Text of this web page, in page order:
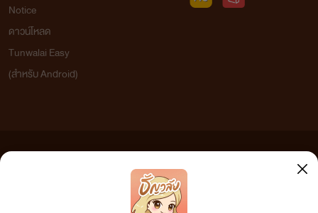
Notice
ดาวน์โหลด
Tunwalai Easy
(สำหรับ Android)
เว็บไซต์แห่งนี้ไม่ได้เห็นด้วยและไม่ขอรับผิดชอบต่อข้อความใดๆ ทั้งสิ้น ดังนั้นผู้อ่านทุกท่านโปรดใช้
วิจารณญาณในการกลั่นกรองด้วยตนเอง และหากท่านพบข้อความใดๆ ที่ขัดต่อกฎหมายและศีลธรรม
กรุณาแจ้งมาที่ tunwalai@ookbee.com เพื่อทีมงานจะได้ดำเนินการในทันที ทั้งนี้ ทางเว็บไซต์ขอสงวน